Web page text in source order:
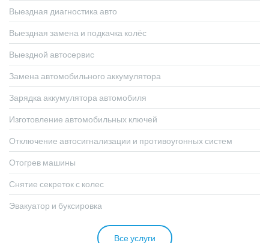
Выездная диагностика авто
Выездная замена и подкачка колёс
Выездной автосервис
Замена автомобильного аккумулятора
Зарядка аккумулятора автомобиля
Изготовление автомобильных ключей
Отключение автосигнализации и противоугонных систем
Отогрев машины
Снятие секреток с колес
Эвакуатор и буксировка
Все услуги